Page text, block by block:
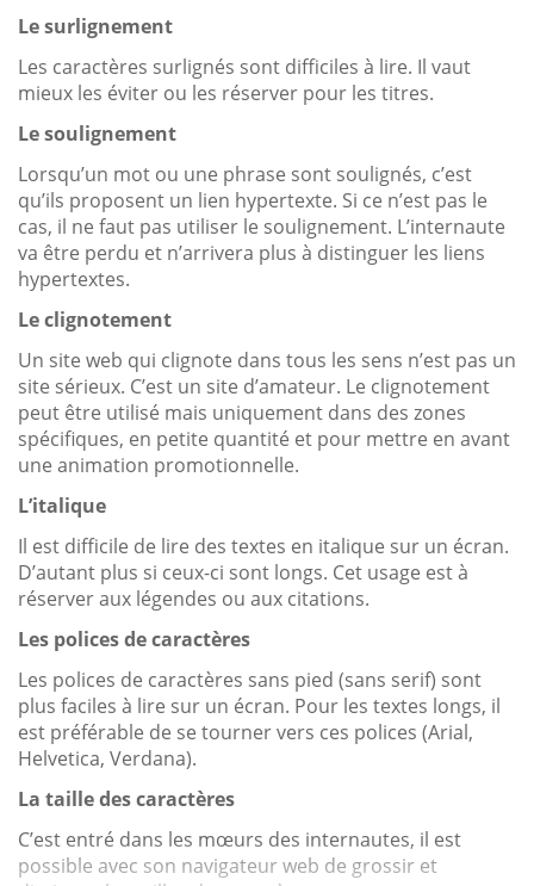
Le surlignement
Les caractères surlignés sont difficiles à lire. Il vaut
mieux les éviter ou les réserver pour les titres.
Le soulignement
Lorsqu’un mot ou une phrase sont soulignés, c’est
qu’ils proposent un lien hypertexte. Si ce n’est pas le
cas, il ne faut pas utiliser le soulignement. L’internaute
va être perdu et n’arrivera plus à distinguer les liens
hypertextes.
Le clignotement
Un site web qui clignote dans tous les sens n’est pas un
site sérieux. C’est un site d’amateur. Le clignotement
peut être utilisé mais uniquement dans des zones
spécifiques, en petite quantité et pour mettre en avant
une animation promotionnelle.
L’italique
Il est difficile de lire des textes en italique sur un écran.
D’autant plus si ceux-ci sont longs. Cet usage est à
réserver aux légendes ou aux citations.
Les polices de caractères
Les polices de caractères sans pied (sans serif) sont
plus faciles à lire sur un écran. Pour les textes longs, il
est préférable de se tourner vers ces polices (Arial,
Helvetica, Verdana).
La taille des caractères
C’est entré dans les mœurs des internautes, il est
possible avec son navigateur web de grossir et